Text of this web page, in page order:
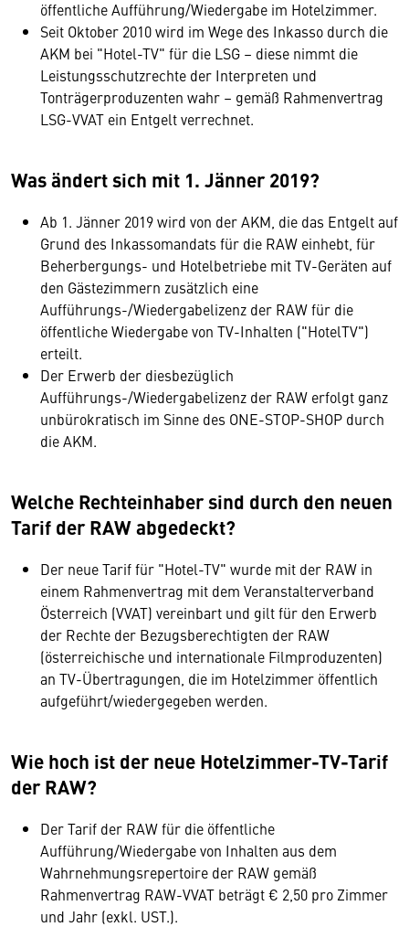
öffentliche Aufführung/Wiedergabe im Hotelzimmer.
Seit Oktober 2010 wird im Wege des Inkasso durch die
AKM bei "Hotel-TV" für die LSG – diese nimmt die
Leistungsschutzrechte der Interpreten und
Tonträgerproduzenten wahr – gemäß Rahmenvertrag
LSG-VVAT ein Entgelt verrechnet.
Was ändert sich mit 1. Jänner 2019?
Ab 1. Jänner 2019 wird von der AKM, die das Entgelt auf
Grund des Inkassomandats für die RAW einhebt, für
Beherbergungs- und Hotelbetriebe mit TV-Geräten auf
den Gästezimmern zusätzlich eine
Aufführungs-/Wiedergabelizenz der RAW für die
öffentliche Wiedergabe von TV-Inhalten ("HotelTV")
erteilt.
Der Erwerb der diesbezüglich
Aufführungs-/Wiedergabelizenz der RAW erfolgt ganz
unbürokratisch im Sinne des ONE-STOP-SHOP durch
die AKM.
Welche Rechteinhaber sind durch den neuen
Tarif der RAW abgedeckt?
Der neue Tarif für "Hotel-TV" wurde mit der RAW in
einem Rahmenvertrag mit dem Veranstalterverband
Österreich (VVAT) vereinbart und gilt für den Erwerb
der Rechte der Bezugsberechtigten der RAW
(österreichische und internationale Filmproduzenten)
an TV-Übertragungen, die im Hotelzimmer öffentlich
aufgeführt/wiedergegeben werden.
Wie hoch ist der neue Hotelzimmer-TV-Tarif
der RAW?
Der Tarif der RAW für die öffentliche
Aufführung/Wiedergabe von Inhalten aus dem
Wahrnehmungsrepertoire der RAW gemäß
Rahmenvertrag RAW-VVAT beträgt € 2,50 pro Zimmer
und Jahr (exkl. UST.).